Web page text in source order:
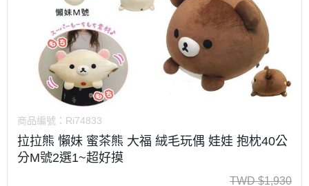
商品編號： Ri74833
拉拉熊 懶妹 蜜茶熊 大福 絨毛玩偶 娃娃 抱枕40公
分M號2選1~超好摸
TWD $1,930